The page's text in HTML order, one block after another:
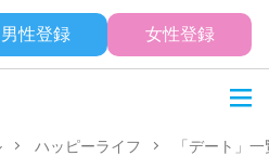
男性登録 女性登録
ハッピーライフ 「デート」一